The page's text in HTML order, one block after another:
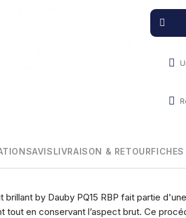
AVISLIVRAISON & RETOUR
by Dauby PQ15 RBP fait partie
tout en conservant l’aspect brut. Ce